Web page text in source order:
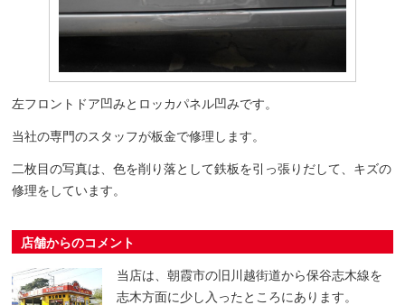
左フロントドア凹みとロッカパネル凹みです。
当社の専門のスタッフが板金で修理します。
二枚目の写真は、色を削り落として鉄板を引っ張りだして、キズの
修理をしています。
店舗からのコメント
当店は、朝霞市の旧川越街道から保谷志木線を
志木方面に少し入ったところにあります。